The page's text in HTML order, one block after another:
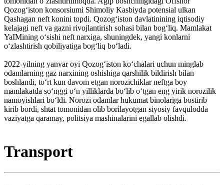
Qozogʻiston konsorsiumi Shimoliy Kasbiyda potensial ulkan
Qashagan neft konini topdi. Qozogʻiston davlatinining iqtisodiy
kelajagi neft va gazni rivojlantirish sohasi bilan bogʻliq. Mamlakat
YaIMining oʻsishi neft narxiga, shuningdek, yangi konlarni
oʻzlashtirish qobiliyatiga bogʻliq boʻladi.
2022-yilning yanvar oyi Qozogʻiston koʻchalari uchun minglab
odamlarning gaz narxining oshishiga qarshilik bildirish bilan
boshlandi, toʻrt kun davom etgan norozichiklar neftga boy
mamlakatda soʻnggi oʻn yilliklarda boʻlib oʻtgan eng yirik norozilik
namoyishlari boʻldi. Norozi odamlar hukumat binolariga bostirib
kirib bordi, shtat tomonidan olib borilayotgan siyosiy favqulodda
vaziyatga qaramay, politsiya mashinalarini egallab olishdi.
Transport